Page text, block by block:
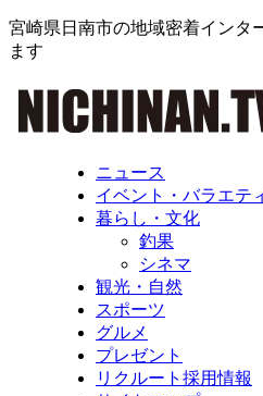
宮崎県日南市の地域密着インタ
ます
ニュース
イベント・バラエテ
暮らし・文化
釣果
シネマ
観光・自然
スポーツ
グルメ
プレゼント
リクルート採用情報